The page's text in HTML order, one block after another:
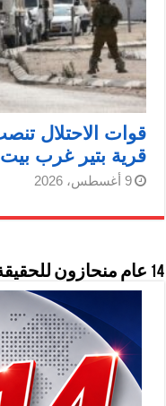
قوات الاحتلال
قرية بتير غرب
9 أغسطس، 2026
14 عام منحازون للحقيقة …